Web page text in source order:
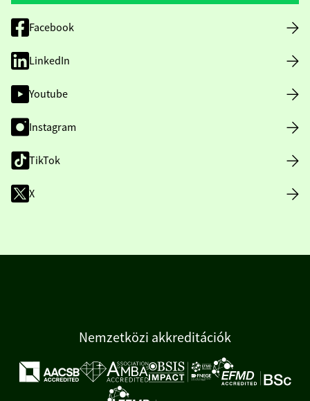
Facebook
LinkedIn
Youtube
Instagram
TikTok
X
Nemzetközi akkreditációk